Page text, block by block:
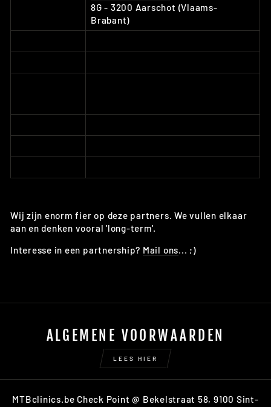
8G - 3200 Aarschot (Vlaams-
Brabant)
Wij zijn enorm fier op deze partners. We vullen elkaar
aan en denken vooral 'long-term'.
Interesse in een partnership? Mail ons... ;)
ALGEMENE VOORWAARDEN
LEES HIER
MTBclinics.be Check Point @ Bekelstraat 58, 9100 Sint-